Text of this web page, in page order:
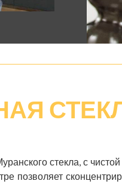
стекла, с
позволяет